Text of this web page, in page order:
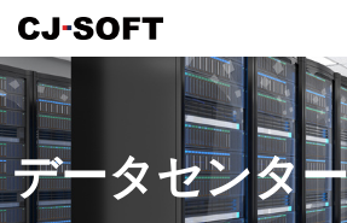
コ
ン
テ
ン
ツ
へ
データセンター